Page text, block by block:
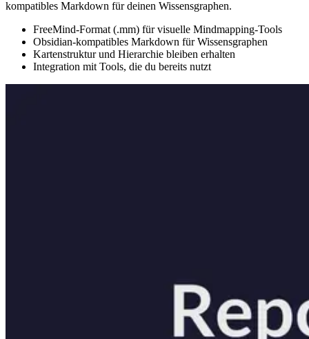
kompatibles Markdown für deinen Wissensgraphen.
FreeMind-Format (.mm) für visuelle Mindmapping-Tools
Obsidian-kompatibles Markdown für Wissensgraphen
Kartenstruktur und Hierarchie bleiben erhalten
Integration mit Tools, die du bereits nutzt